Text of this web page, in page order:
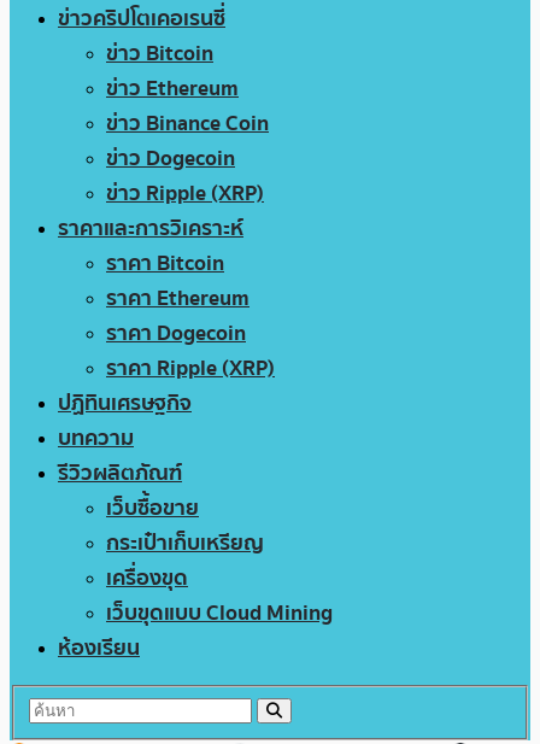
ข่าวคริปโตเคอเรนซี่
ข่าว Bitcoin
ข่าว Ethereum
ข่าว Binance Coin
ข่าว Dogecoin
ข่าว Ripple (XRP)
ราคาและการวิเคราะห์
ราคา Bitcoin
ราคา Ethereum
ราคา Dogecoin
ราคา Ripple (XRP)
ปฏิทินเศรษฐกิจ
บทความ
รีวิวผลิตภัณฑ์
เว็บซื้อขาย
กระเป๋าเก็บเหรียญ
เครื่องขุด
เว็บขุดแบบ Cloud Mining
ห้องเรียน